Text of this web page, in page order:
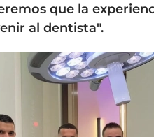
que la
al dentista".